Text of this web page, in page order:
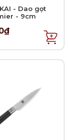
- Dao gọt
- 9cm